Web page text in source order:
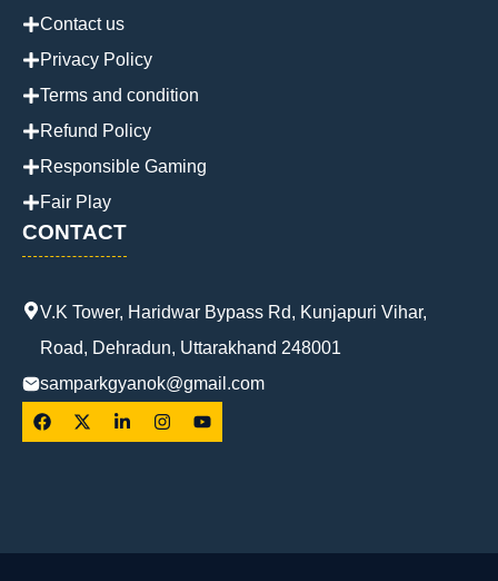
Contact us
Privacy Policy
Terms and condition
Refund Policy
Responsible Gaming
Fair Play
CONTACT
V.K Tower, Haridwar Bypass Rd, Kunjapuri Vihar,
Road, Dehradun, Uttarakhand 248001
samparkgyanok@gmail.com